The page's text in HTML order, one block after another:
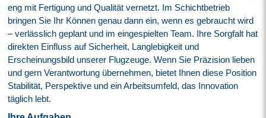
eng mit Fertigung und Qualität vernetzt. Im Schichtbetrieb
bringen Sie Ihr Können genau dann ein, wenn es gebraucht wird
– verlässlich geplant und im eingespielten Team. Ihre Sorgfalt hat
direkten Einfluss auf Sicherheit, Langlebigkeit und
Erscheinungsbild unserer Flugzeuge. Wenn Sie Präzision lieben
und gern Verantwortung übernehmen, bietet Ihnen diese Position
Stabilität, Perspektive und ein Arbeitsumfeld, das Innovation
täglich lebt.